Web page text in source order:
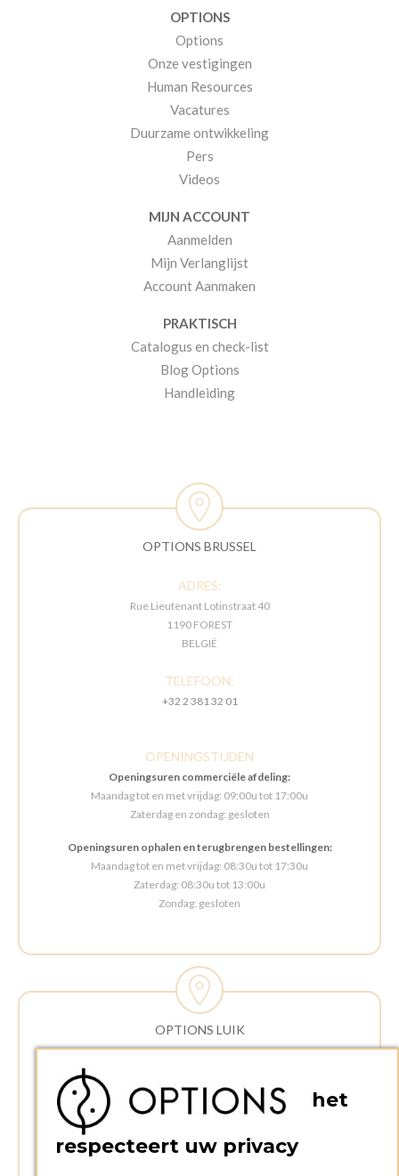
OPTIONS
Options
Onze vestigingen
Human Resources
Vacatures
Duurzame ontwikkeling
Pers
Videos
MIJN ACCOUNT
Aanmelden
Mijn Verlanglijst
Account Aanmaken
PRAKTISCH
Catalogus en check-list
Blog Options
Handleiding
OPTIONS BRUSSEL
ADRES:
Rue Lieutenant Lotinstraat 40
1190 FOREST
BELGIË
TELEFOON:
+32 2 381 32 01
OPENINGSTIJDEN
Openingsuren commerciële afdeling:
Maandag tot en met vrijdag: 09:00u tot 17:00u
Zaterdag en zondag: gesloten
Openingsuren ophalen en terugbrengen bestellingen:
Maandag tot en met vrijdag: 08:30u tot 17:30u
Zaterdag: 08:30u tot 13:00u
Zondag: gesloten
OPTIONS LUIK
Rue Delvaux 21
4340 AWANS (Othee)
het
respecteert uw privacy